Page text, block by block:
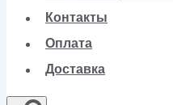
Контакты
Оплата
Доставка